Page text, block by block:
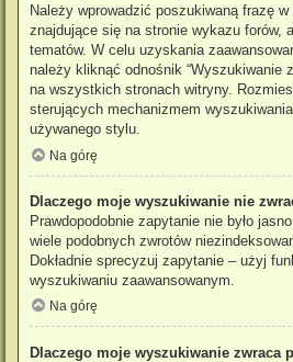
Należy wprowadzić poszukiwaną frazę
znajdujące się na stronie wykazu forów,
tematów. W celu uzyskania
należy kliknąć odnośnik “Wyszukiwanie
na wszystkich stronach witryny.
sterujących mechanizmem
używanego stylu.
Na górę
Dlaczego moje wyszukiwanie nie
Prawdopodobnie zapytanie nie było
wiele podobnych zwrotów
Dokładnie sprecyzuj zapytanie – użyj
wyszukiwaniu zaawansowanym.
Na górę
Dlaczego moje wyszukiwanie zwraca